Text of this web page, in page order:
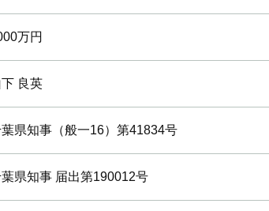
万円
良英
県知事（般一16）第41834号
県知事 届出第190012号